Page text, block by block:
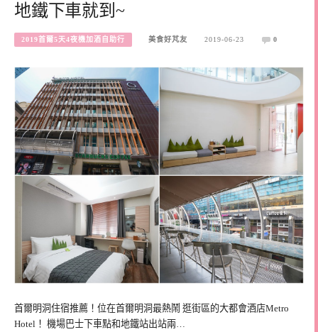
地鐵下車就到~
2019首爾5天4夜機加酒自助行 美食好芃友 2019-06-23 0
首爾明洞住宿推薦！位在首爾明洞最熱鬧 逛街區的大都會酒店Metro
Hotel！ 機場巴士下車點和地鐵站出站兩…